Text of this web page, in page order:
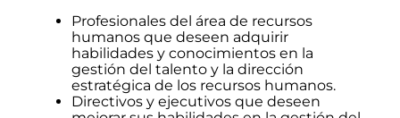
Profesionales del área de recursos
humanos que deseen adquirir
habilidades y conocimientos en la
gestión del talento y la dirección
estratégica de los recursos humanos.
Directivos y ejecutivos que deseen